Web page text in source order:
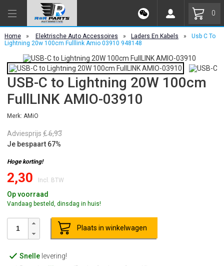
0
Home » Elektrische Auto Accessoires » Laders En Kabels »
Usb C To
Lightning 20w 100cm Fulllink Amio 03910 948148
USB-C to Lightning 20W 100cm
FullLINK AMIO-03910
Merk: AMiO
Adviesprijs € 6,93
Je bespaart 67%
Hoge korting!
2,30 Incl. BTW
Op voorraad
Vandaag besteld, dinsdag in huis!
Plaats in winkelwagen
Snellelevering!